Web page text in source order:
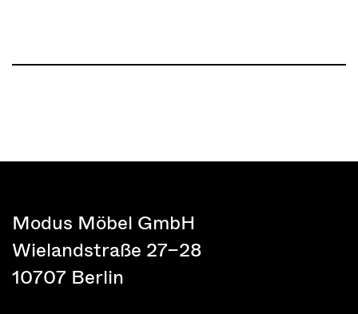
Modus Möbel GmbH
Wielandstraße 27–28
10707 Berlin